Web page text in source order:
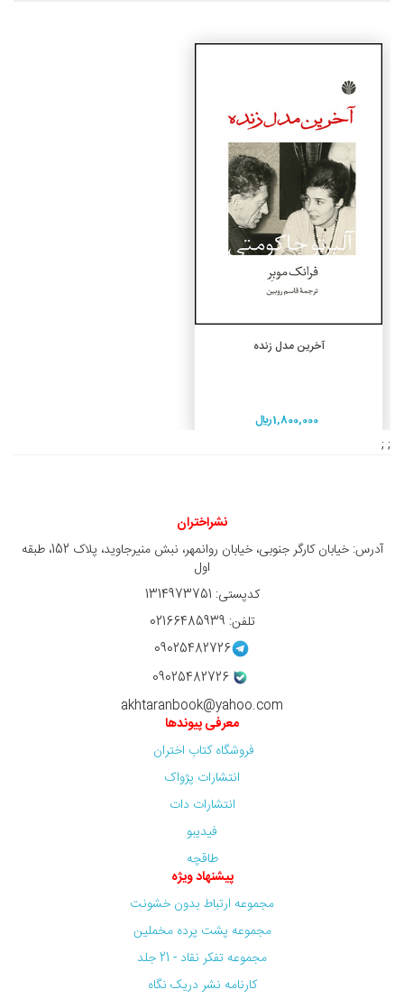
افزودن به سبد خرید
آخرین مدل زنده
1,800,000 ريال
; ;
نشراختران
آدرس: خیابان کارگر جنوبی، خیابان روانمهر، نبش منیرجاوید، پلاک 152، طبقه
اول
کدپستی: 1314973751
تلفن: 02166485939
09025482726
09025482726
akhtaranbook@yahoo.com
معرفی پیوندها
فروشگاه کتاب اختران
انتشارات پژواک
انتشارات دات
فیدیبو
طاقچه
پیشنهاد ویژه
مجموعه ارتباط بدون خشونت
مجموعه پشت پرده مخملین
مجموعه تفکر نقاد - 21 جلد
کارنامه نشر دریک نگاه